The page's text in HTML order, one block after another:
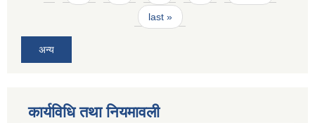
last »
अन्य
कार्यविधि तथा नियमावली